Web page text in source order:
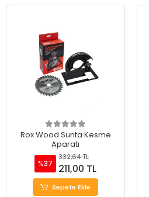
Rox Wood Sunta Kesme
Aparatı
%37
332,64 TL
211,00 TL
Sepete Ekle